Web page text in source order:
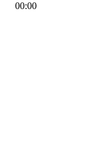
00:00